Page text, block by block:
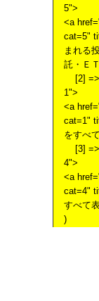
5">
<a
cat=5"
まれる
託・Ｅ
[2] =>
1">
<a
cat=1"
をすべ
[3] =>
4">
<a
cat=4"
すべて
)